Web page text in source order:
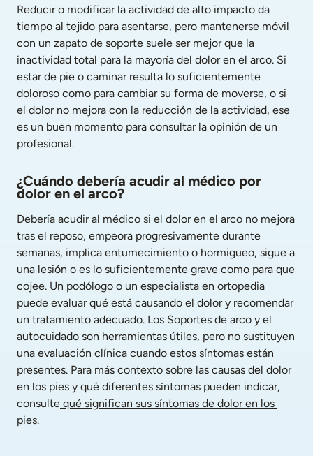
Reducir o modificar la actividad de alto impacto da
tiempo al tejido para asentarse, pero mantenerse móvil
con un zapato de soporte suele ser mejor que la
inactividad total para la mayoría del dolor en el arco. Si
estar de pie o caminar resulta lo suficientemente
doloroso como para cambiar su forma de moverse, o si
el dolor no mejora con la reducción de la actividad, ese
es un buen momento para consultar la opinión de un
profesional.
¿Cuándo debería acudir al médico por
dolor en el arco?
Debería acudir al médico si el dolor en el arco no mejora
tras el reposo, empeora progresivamente durante
semanas, implica entumecimiento o hormigueo, sigue a
una lesión o es lo suficientemente grave como para que
cojee. Un podólogo o un especialista en ortopedia
puede evaluar qué está causando el dolor y recomendar
un tratamiento adecuado. Los Soportes de arco y el
autocuidado son herramientas útiles, pero no sustituyen
una evaluación clínica cuando estos síntomas están
presentes. Para más contexto sobre las causas del dolor
en los pies y qué diferentes síntomas pueden indicar,
consulte qué significan sus síntomas de dolor en los
pies.